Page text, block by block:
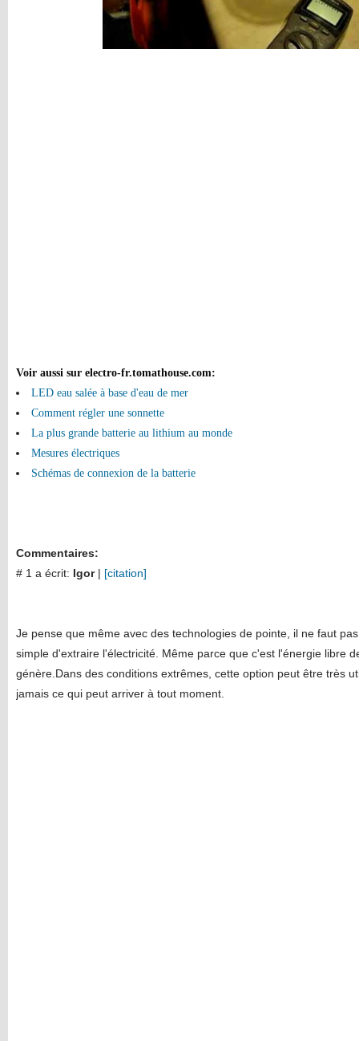
Voir aussi sur electro-fr.tomathouse.com:
LED eau salée à base d'eau de mer
Comment régler une sonnette
La plus grande batterie au lithium au monde
Mesures électriques
Schémas de connexion de la batterie
Commentaires:
# 1 a écrit: Igor| [citation]
Je pense que même avec des technologies de pointe, il ne faut
simple d'extraire l'électricité. Même parce que c'est l'énergie libre
génère.Dans des conditions extrêmes, cette option peut être très
jamais ce qui peut arriver à tout moment.